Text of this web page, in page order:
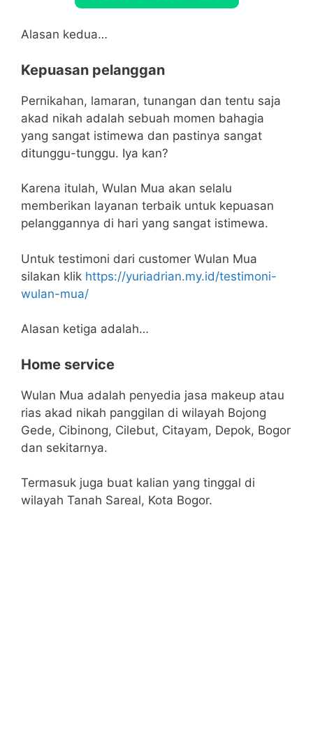
Alasan kedua…
Kepuasan pelanggan
Pernikahan, lamaran, tunangan dan tentu saja
akad nikah adalah sebuah momen bahagia
yang sangat istimewa dan pastinya sangat
ditunggu-tunggu. Iya kan?
Karena itulah, Wulan Mua akan selalu
memberikan layanan terbaik untuk kepuasan
pelanggannya di hari yang sangat istimewa.
Untuk testimoni dari customer Wulan Mua
silakan klik https://yuriadrian.my.id/testimoni-
wulan-mua/
Alasan ketiga adalah…
Home service
Wulan Mua adalah penyedia jasa makeup atau
rias akad nikah panggilan di wilayah Bojong
Gede, Cibinong, Cilebut, Citayam, Depok, Bogor
dan sekitarnya.
Termasuk juga buat kalian yang tinggal di
wilayah Tanah Sareal, Kota Bogor.